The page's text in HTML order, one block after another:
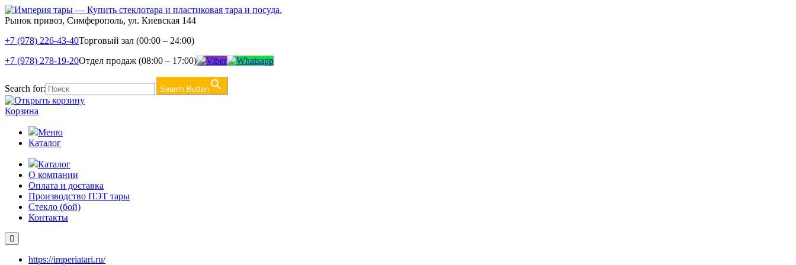
Рынок привоз, Симферополь, ул. Киевская 144
+7 (978) 226-43-40Торговый зал (00:00 – 24:00)
+7 (978) 278-19-20Отдел продаж (08:00 – 17:00)
Search for: Search Button
Корзина
Меню
Каталог
Каталог
О компании
Оплата и доставка
Производство ПЭТ тары
Стекло (бой)
Контакты
https://imperiatari.ru/